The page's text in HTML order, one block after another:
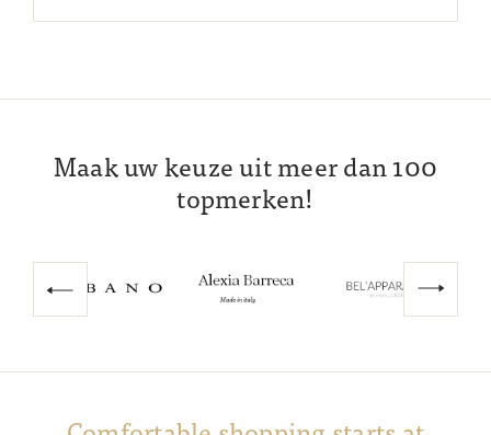
Maak uw keuze uit meer dan 100
topmerken!